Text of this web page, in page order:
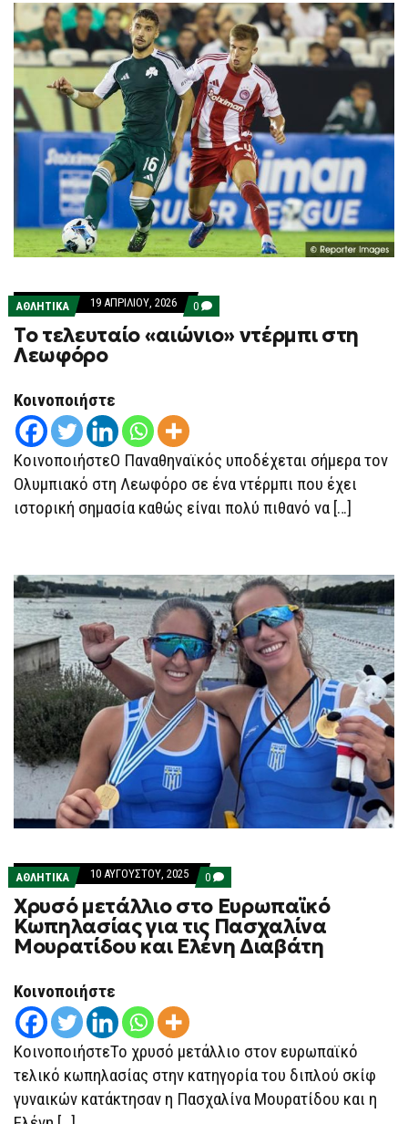
ΑΘΛΗΤΙΚΑ 19 ΑΠΡΙΛΊΟΥ, 2026 0 COMMENTS
ON
ΤΟ
ΤΕΛΕΥΤΑΊΟ
Το τελευταίο «αιώνιο» ντέρμπι στη
Λεωφόρο
Κοινοποιήστε
ΚοινοποιήστεΟ Παναθηναϊκός υποδέχεται σήμερα τον
Ολυμπιακό στη Λεωφόρο σε ένα ντέρμπι που έχει
ιστορική σημασία καθώς είναι πολύ πιθανό να […]
ΑΘΛΗΤΙΚΑ 10 ΑΥΓΟΎΣΤΟΥ, 2025 0 COMMENTS
ON
ΧΡΥΣΌ
ΜΕΤΆΛΛΙΟ
ΣΤΟ
ΕΥΡΩΠΑΪΚΌ
ΚΩΠΗΛΑΣΊΑΣ
ΔΙΑΒΆΤΗ
Χρυσό μετάλλιο στο Ευρωπαϊκό
Κωπηλασίας για τις Πασχαλίνα
Μουρατίδου και Ελένη Διαβάτη
Κοινοποιήστε
ΚοινοποιήστεΤο χρυσό μετάλλιο στον ευρωπαϊκό
τελικό κωπηλασίας στην κατηγορία του διπλού σκίφ
γυναικών κατάκτησαν η Πασχαλίνα Μουρατίδου και η